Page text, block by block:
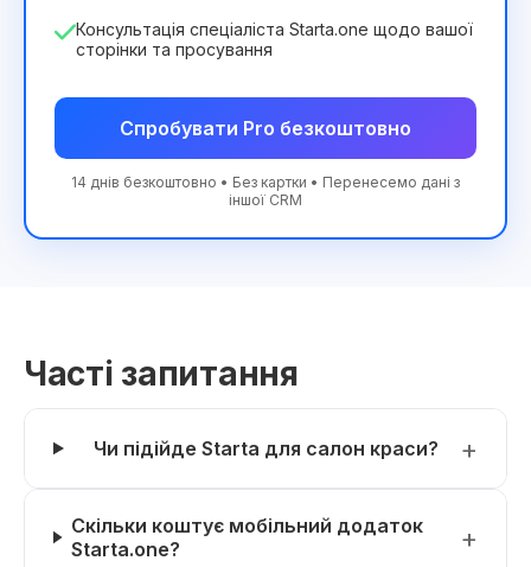
Консультація спеціаліста Starta.one щодо вашої
сторінки та просування
Спробувати Pro безкоштовно
14 днів безкоштовно • Без картки • Перенесемо дані з
іншої CRM
Часті запитання
Чи підійде Starta для салон краси?
Скільки коштує мобільний додаток
Starta.one?